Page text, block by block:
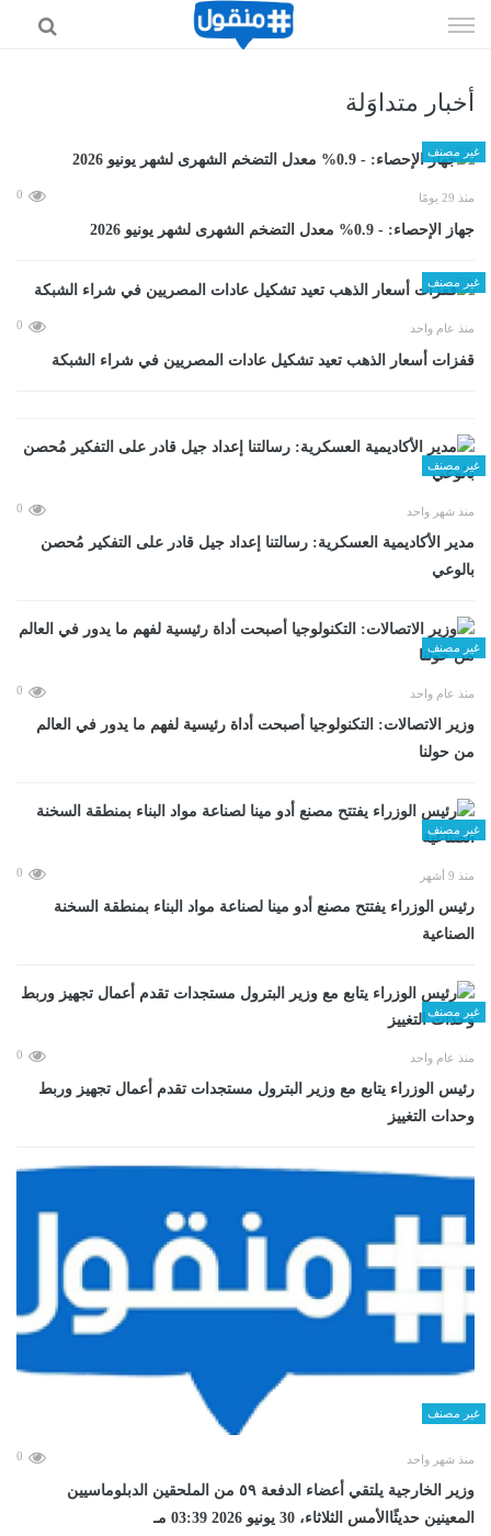
الى
أخبار متداوَلة
غير مصنف
منذ 29 يومًا 0
جهاز الإحصاء: - 0.9% معدل التضخم الشهرى لشهر يونيو 2026
غير مصنف
منذ عام واحد 0
قفزات أسعار الذهب تعيد تشكيل عادات المصريين في شراء الشبكة
غير مصنف
منذ شهر واحد 0
مدير الأكاديمية العسكرية: رسالتنا إعداد جيل قادر على التفكير مُحصن
بالوعي
غير مصنف
منذ عام واحد 0
وزير الاتصالات: التكنولوجيا أصبحت أداة رئيسية لفهم ما يدور في العالم
من حولنا
غير مصنف
منذ 9 أشهر 0
رئيس الوزراء يفتتح مصنع أدو مينا لصناعة مواد البناء بمنطقة السخنة
الصناعية
غير مصنف
منذ عام واحد 0
رئيس الوزراء يتابع مع وزير البترول مستجدات تقدم أعمال تجهيز وربط
وحدات التغييز
غير مصنف
منذ شهر واحد 0
وزير الخارجية يلتقي أعضاء الدفعة ٥٩ من الملحقين الدبلوماسيين
المعينين حديثًاالأمس الثلاثاء، 30 يونيو 2026 03:39 مـ